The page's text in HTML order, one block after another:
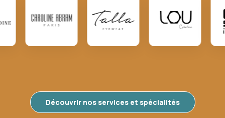
Découvrir nos services et spécialités